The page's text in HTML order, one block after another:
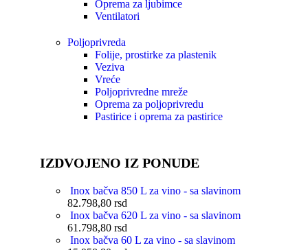
Oprema za ljubimce
Ventilatori
Poljoprivreda
Folije, prostirke za plastenik
Veziva
Vreće
Poljoprivredne mreže
Oprema za poljoprivredu
Pastirice i oprema za pastirice
IZDVOJENO IZ PONUDE
Inox bačva 850 L za vino - sa slavinom
82.798,80 rsd
Inox bačva 620 L za vino - sa slavinom
61.798,80 rsd
Inox bačva 60 L za vino - sa slavinom